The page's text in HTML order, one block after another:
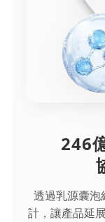
246
透過乳源囊泡
計，讓產品延